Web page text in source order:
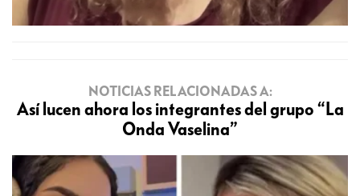
NOTICIAS RELACIONADAS A:
Así lucen ahora los integrantes del grupo “La
Onda Vaselina”